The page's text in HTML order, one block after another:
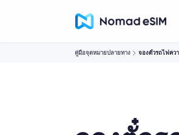
คู่มือจุดหมายปลายทาง จองตั๋วรถไฟคว